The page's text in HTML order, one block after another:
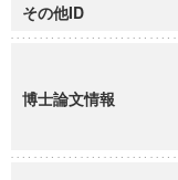
その他ID
博士論文情報